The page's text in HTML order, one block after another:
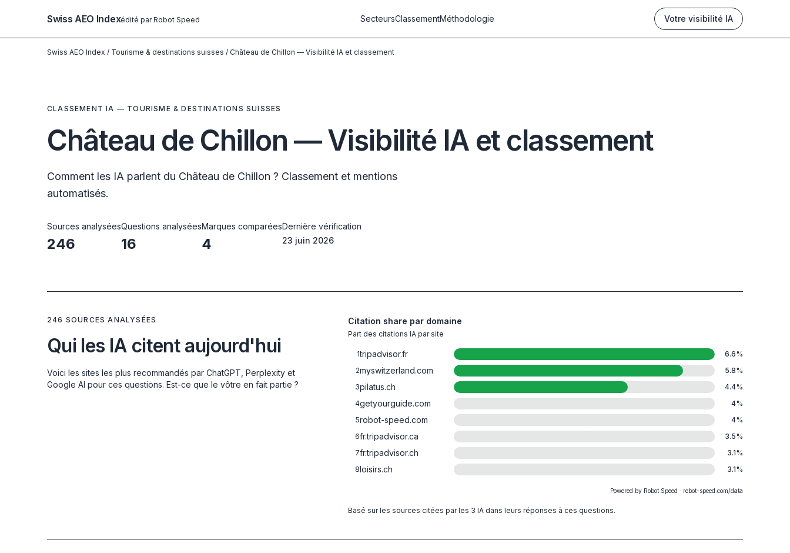
Swiss AEO Indexédité par Robot Speed SecteursClassementMéthodologie Votre visibilité IA
Swiss AEO Index / Tourisme & destinations suisses / Château de Chillon — Visibilité IA et classement
CLASSEMENT IA — TOURISME & DESTINATIONS SUISSES
Château de Chillon — Visibilité IA et classement
Comment les IA parlent du Château de Chillon ? Classement et mentions
automatisés.
Sources analysées
246
Questions analysées
16
Marques comparées
4
Dernière vérification
23 juin 2026
246 SOURCES ANALYSÉES
Qui les IA citent aujourd'hui
Voici les sites les plus recommandés par ChatGPT, Perplexity et
Google AI pour ces questions. Est-ce que le vôtre en fait partie ?
Citation share par domaine
Part des citations IA par site
1tripadvisor.fr 6.6%
2myswitzerland.com 5.8%
3pilatus.ch 4.4%
4getyourguide.com 4%
5robot-speed.com 4%
6fr.tripadvisor.ca 3.5%
7fr.tripadvisor.ch 3.1%
8loisirs.ch 3.1%
Powered by Robot Speed · robot-speed.com/data
Basé sur les sources citées par les 3 IA dans leurs réponses à ces questions.